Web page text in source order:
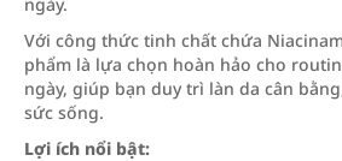
Với công thức tinh chất chứa
phẩm là lựa chọn hoàn hảo cho
ngày, giúp bạn duy trì làn da cân
sức sống.
Lợi ích nổi bật: